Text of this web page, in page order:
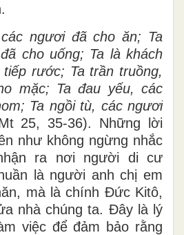
ngươi đã cho ăn; Ta
cho uống; Ta là khách
rước; Ta trần truồng,
mặc; Ta đau yếu, các
Ta ngồi tù, các ngươi
25, 35-36). Những lời
như không ngừng nhắc
ra nơi người di cư
là người anh chị em
mà là chính Đức Kitô,
nhà chúng ta. Đây là lý
việc để đảm bảo rằng